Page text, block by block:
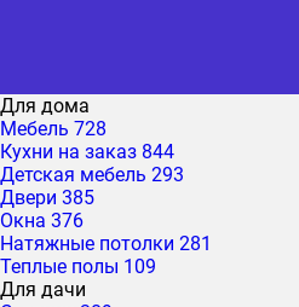
Для дома
Мебель 728
Кухни на заказ 844
Детская мебель 293
Двери 385
Окна 376
Натяжные потолки 281
Теплые полы 109
Для дачи